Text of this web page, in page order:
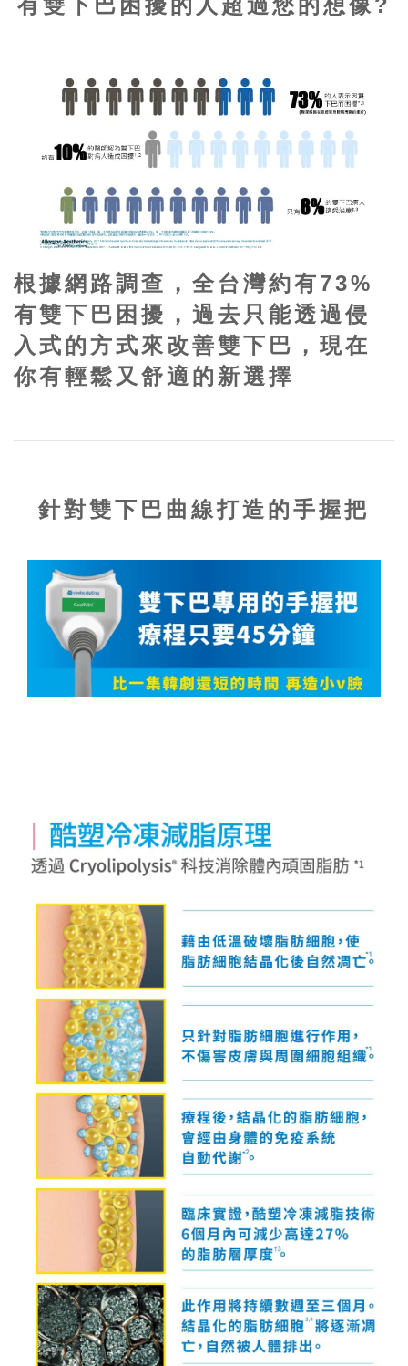
根據網路調查，全台灣約有73%
有雙下巴困擾，過去只能透過侵
入式的方式來改善雙下巴，現在
你有輕鬆又舒適的新選擇
針對雙下巴曲線打造的手握把